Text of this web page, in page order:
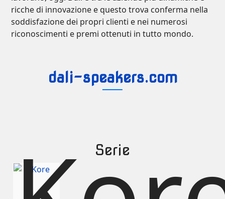
ricche di innovazione e questo trova conferma nella
soddisfazione dei propri clienti e nei numerosi
riconoscimenti e premi ottenuti in tutto mondo.
dali-speakers.com
Serie